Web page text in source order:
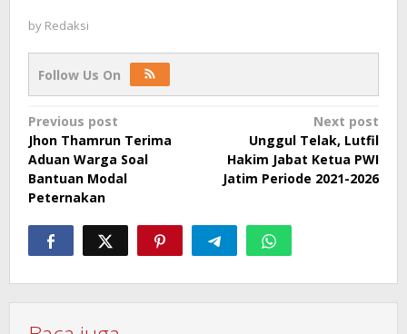
by Redaksi
Follow Us On
Post
navigation
Previous post
Jhon Thamrun Terima
Aduan Warga Soal
Bantuan Modal
Peternakan
Next post
Unggul Telak, Lutfil
Hakim Jabat Ketua PWI
Jatim Periode 2021-2026